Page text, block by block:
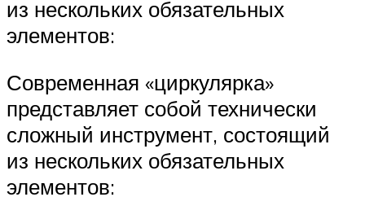
из нескольких обязательных
элементов:
Современная «циркулярка»
представляет собой технически
сложный инструмент, состоящий
из нескольких обязательных
элементов: